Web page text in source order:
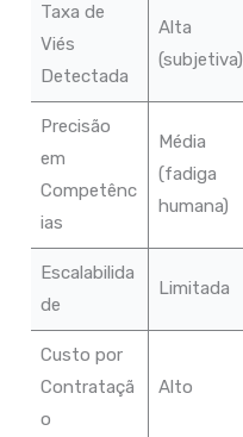
Taxa de
Viés
Detectada
Alta
(subjetiva)
Precisão
em
Competênc
ias
Média
(fadiga
humana)
Escalabilida
de
Limitada
Custo por
Contrataçã
o
Alto